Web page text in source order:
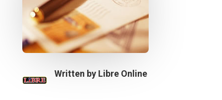
Written by Libre Online